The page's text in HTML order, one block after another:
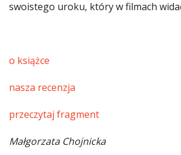
swoistego uroku, który w filmach
o książce
nasza recenzja
przeczytaj fragment
Małgorzata Chojnicka